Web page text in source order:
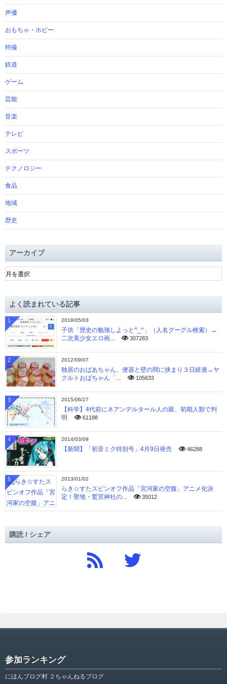
声優
おもちゃ・ホビー
特撮
鉄道
ゲーム
芸能
音楽
テレビ
スポーツ
テクノロジー
食品
地域
歴史
アーカイブ
ア
ー
ブよく読まれている記事
2018/05/03
子供「歴史の勉強しよっと^_^」（人名グーグル検索）→
二次美少女エロ画...
307283
1
2012/09/07
独居のおばあちゃん、便器と壁の間に挟まり３日経過→ヤ
クルトおばちゃん「...
105633
2
2015/06/27
【科学】4代前にネアンデルタール人の親、初期人類で判
明
61188
3
2014/03/09
【新聞】「初音ミク特別号」4月9日発売 46288
4
2013/01/02
らき☆すたスピンオフ作品「宮河家の空腹」アニメ化決
定！聖地・鷲宮神社の...
35012
5
購読 / シェア
参加ランキング
にほんブログ村 ２ちゃんねるブログ